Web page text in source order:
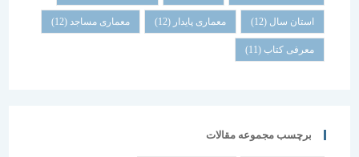
استان سال(12) معماری پایدار (12) معماری مساجد(12)
معرفی کتاب(11)
برچسب مجموعه مقالات